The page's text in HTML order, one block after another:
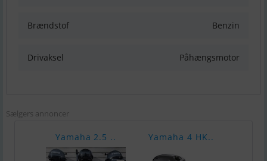
Brændstof Benzin
Drivaksel Påhængsmotor
Sælgers annoncer
Yamaha 2.5 .. Yamaha 4 HK..